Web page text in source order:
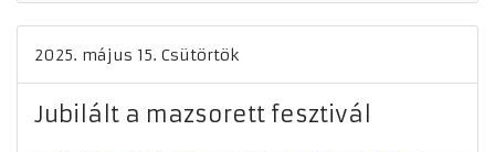
2025. május 15. Csütörtök
Jubilált a mazsorett fesztivál